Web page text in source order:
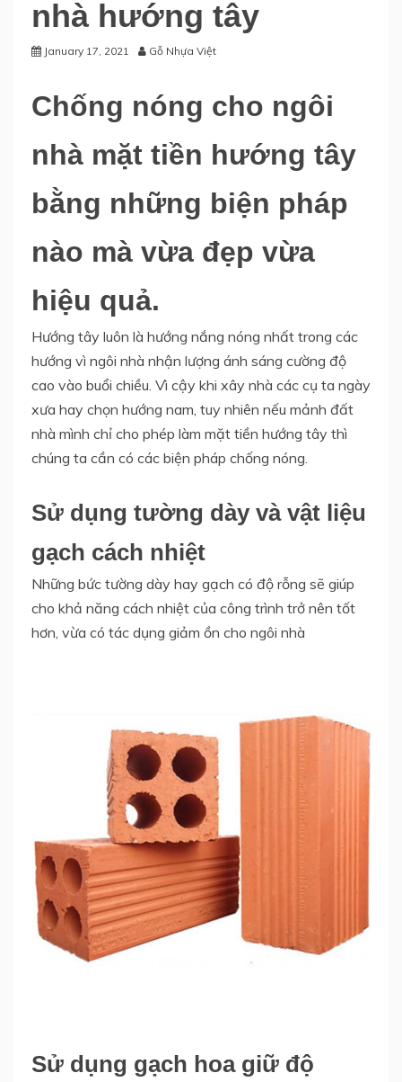
nhà hướng tây
January 17, 2021 Gỗ Nhựa Việt
Chống nóng cho ngôi
nhà mặt tiền hướng tây
bằng những biện pháp
nào mà vừa đẹp vừa
hiệu quả.
Hướng tây luôn là hướng nắng nóng nhất trong các
hướng vì ngôi nhà nhận lượng ánh sáng cường độ
cao vào buổi chiều. Vì cậy khi xây nhà các cụ ta ngày
xưa hay chọn hướng nam, tuy nhiên nếu mảnh đất
nhà mình chỉ cho phép làm mặt tiền hướng tây thì
chúng ta cần có các biện pháp chống nóng.
Sử dụng tường dày và vật liệu
gạch cách nhiệt
Những bức tường dày hay gạch có độ rỗng sẽ giúp
cho khả năng cách nhiệt của công trình trở nên tốt
hơn, vừa có tác dụng giảm ồn cho ngôi nhà
Sử dụng gạch hoa giữ độ